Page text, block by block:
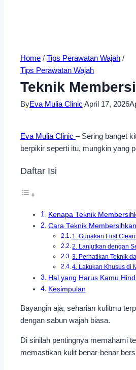
Home / Tips Perawatan Wajah /
Tips Perawatan Wajah
Teknik
ByEva Mulia Clinic April 17, 2026
Eva Mulia Clinic – Sering banget
berpikir seperti itu, mungkin yang
Daftar Isi
Kenapa Teknik
Cara Teknik
1. Gunakan First
2. Lanjutkan dengan
3. Perhatikan Teknik
4. Lakukan Khusus di
Hal yang Harus Kamu
Kesimpulan
Bayangin aja, seharian kulitmu
dengan sabun wajah biasa.
Di sinilah pentingnya memahami
memastikan kulit benar-benar